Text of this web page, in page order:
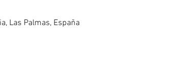
Las Palmas, España